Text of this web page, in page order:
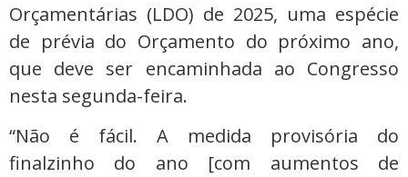
Orçamentárias (LDO) de 2025, uma espécie
de prévia do Orçamento do próximo ano,
que deve ser encaminhada ao Congresso
nesta segunda-feira.
“Não é fácil. A medida provisória do
finalzinho do ano [com aumentos de